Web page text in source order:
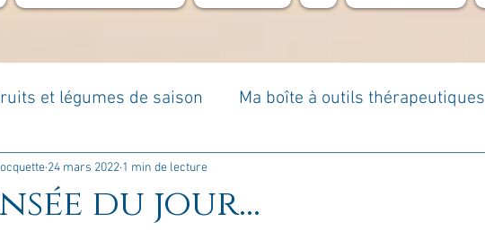
et légumes de saison Ma boîte à outils thérapeutiques
vous à moi... Rome : voyage
du jour...
24 mars 2022 1 min de lecture